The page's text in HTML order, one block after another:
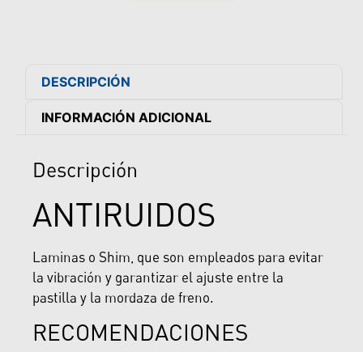
DESCRIPCIÓN
INFORMACIÓN ADICIONAL
Descripción
ANTIRUIDOS
Laminas o Shim, que son empleados para evitar
la vibración y garantizar el ajuste entre la
pastilla y la mordaza de freno.
RECOMENDACIONES